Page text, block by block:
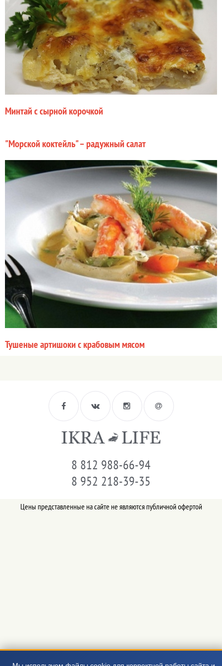
Минтай с сырной корочкой
"Морской коктейль" – радужный салат
Тушеные артишоки с крабовым мясом
8 812 988-66-94
8 952 218-39-35
Цены представленные на сайте не являются публичной офертой